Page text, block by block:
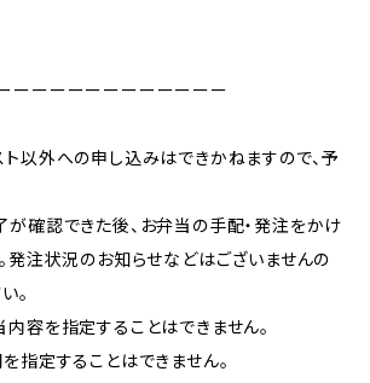
ーーーーーーーーーーーー
以外への申し込みはできかねますので、予
確認できた後、お弁当の手配・発注をかけ
発注状況のお知らせなどはございませんの
。
容を指定することはできません。
指定することはできません。